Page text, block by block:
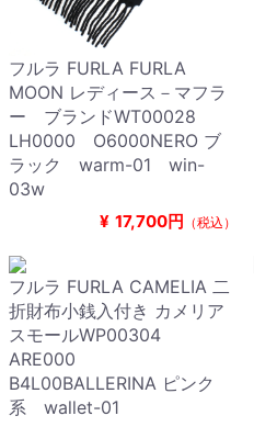
フルラ FURLA FURLA
MOON レディース－マフラ
ー ブランドWT00028
LH0000 O6000NERO ブ
ラック warm-01 win-
03w
¥ 17,700円 （税込）
フルラ FURLA CAMELIA 二
折財布小銭入付き カメリア
スモールWP00304
ARE000
B4L00BALLERINA ピンク
系 wallet-01